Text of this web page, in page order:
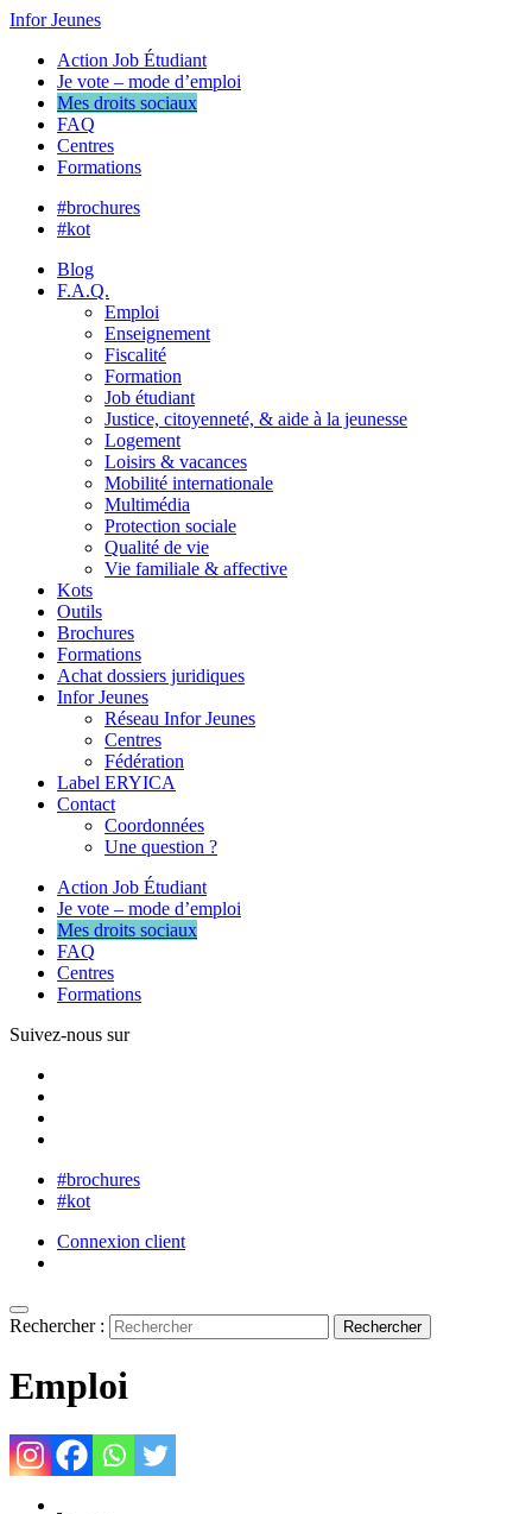
Infor Jeunes
Action Job Étudiant
Je vote – mode d’emploi
Mes droits sociaux
FAQ
Centres
Formations
#brochures
#kot
Blog
F.A.Q.
Emploi
Enseignement
Fiscalité
Formation
Job étudiant
Justice, citoyenneté, & aide à la jeunesse
Logement
Loisirs & vacances
Mobilité internationale
Multimédia
Protection sociale
Qualité de vie
Vie familiale & affective
Kots
Outils
Brochures
Formations
Achat dossiers juridiques
Infor Jeunes
Réseau Infor Jeunes
Centres
Fédération
Label ERYICA
Contact
Coordonnées
Une question ?
Action Job Étudiant
Je vote – mode d’emploi
Mes droits sociaux
FAQ
Centres
Formations
Suivez-nous sur
#brochures
#kot
Connexion client
Rechercher :
Emploi